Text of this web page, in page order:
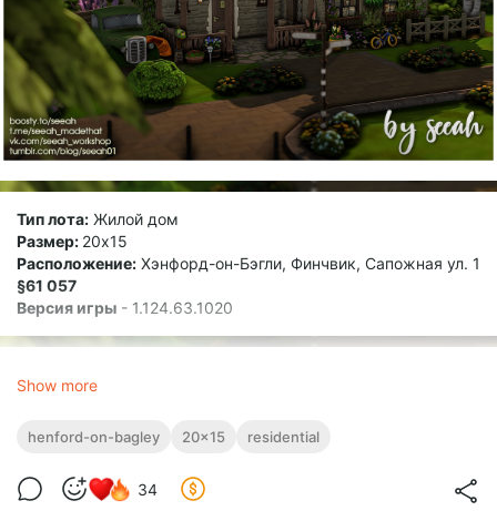
Тип лота: Жилой дом
Размер: 20х15
Расположение: Хэнфорд-он-Бэгли, Финчвик, Сапожная ул. 1
§61 057
Версия игры - 1.124.63.1020
- ЗАПРЕЩЕНО использовать мои постройки в ПЛАТНЫХ
- не перезаливайте и не выставляйте мои работы за свои;
сохранениях, указывайте мое авторство в описании или
названии постройки
Show more
henford-on-bagley 20x15 residential
34